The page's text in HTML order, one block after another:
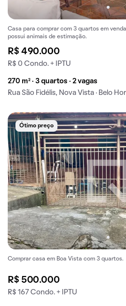
Casa para comprar com 3 quartos em
possui animais de estimação.
R$ 490.000
R$ 0 Condo. + IPTU
270 m² · 3 quartos · 2 vagas
Rua São Fidélis, Nova Vista · Belo
Ótimo preço
Comprar casa em Boa Vista com 3 quartos.
R$ 500.000
R$ 167 Condo. + IPTU